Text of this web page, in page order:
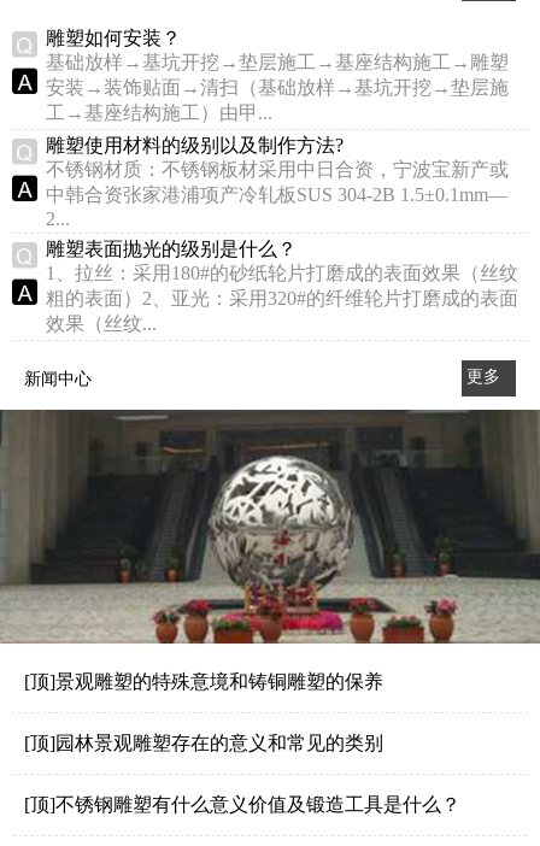
雕塑如何安装？
基础放样→基坑开挖→垫层施工→基座结构施工→雕塑
安装→装饰贴面→清扫（基础放样→基坑开挖→垫层施
工→基座结构施工）由甲...
雕塑使用材料的级别以及制作方法?
不锈钢材质：不锈钢板材采用中日合资，宁波宝新产或
中韩合资张家港浦项产冷轧板SUS 304-2B 1.5±0.1mm—
2...
雕塑表面抛光的级别是什么？
1、拉丝：采用180#的砂纸轮片打磨成的表面效果（丝纹
粗的表面）2、亚光：采用320#的纤维轮片打磨成的表面
效果（丝纹...
新闻中心
更多
>>
[顶]景观雕塑的特殊意境和铸铜雕塑的保养
[顶]园林景观雕塑存在的意义和常见的类别
[顶]不锈钢雕塑有什么意义价值及锻造工具是什么？